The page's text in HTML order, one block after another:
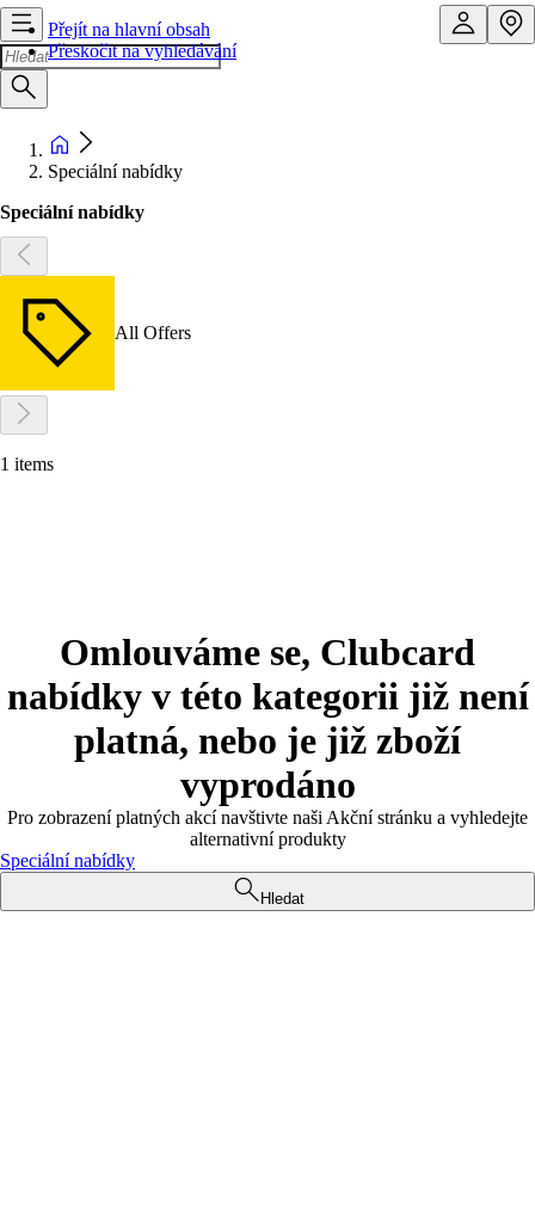
Přejít na hlavní obsah
Přeskočit na vyhledávání
Speciální nabídky
Speciální nabídky
All Offers
1 items
Omlouváme se, Clubcard
nabídky v této kategorii již není
platná, nebo je již zboží
vyprodáno
Pro zobrazení platných akcí navštivte naši Akční stránku a vyhledejte
alternativní produkty
Speciální nabídky
Hledat